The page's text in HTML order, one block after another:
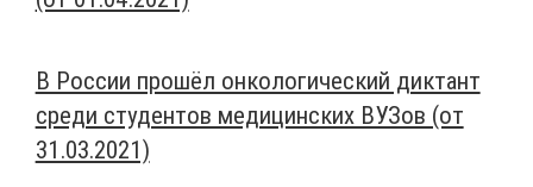
В России прошёл онкологический диктант
среди студентов медицинских ВУЗов (от
31.03.2021)